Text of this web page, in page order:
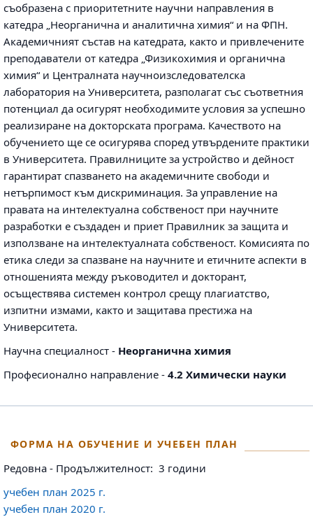
съобразена с приоритетните научни направления в
катедра „Неорганична и аналитична химия“ и на ФПН.
Академичният състав на катедрата, както и привлечените
преподаватели от катедра „Физикохимия и органична
химия“ и Централната научноизследователска
лаборатория на Университета, разполагат със съответния
потенциал да осигурят необходимите условия за успешно
реализиране на докторската програма. Качеството на
обучението ще се осигурява според утвърдените практики
в Университета. Правилниците за устройство и дейност
гарантират спазването на академичните свободи и
нетърпимост към дискриминация. За управление на
правата на интелектуална собственост при научните
разработки е създаден и приет Правилник за защита и
използване на интелектуалната собственост. Комисията по
етика следи за спазване на научните и етичните аспекти в
отношенията между ръководител и докторант,
осъществява системен контрол срещу плагиатство,
изпитни измами, както и защитава престижа на
Университета.
Научна специалност - Неорганична химия
Професионално направление - 4.2 Химически науки
ФОРМА НА ОБУЧЕНИЕ И УЧЕБЕН ПЛАН
Редовна - Продължителност: 3 години
учебен план 2025 г.
учебен план 2020 г.